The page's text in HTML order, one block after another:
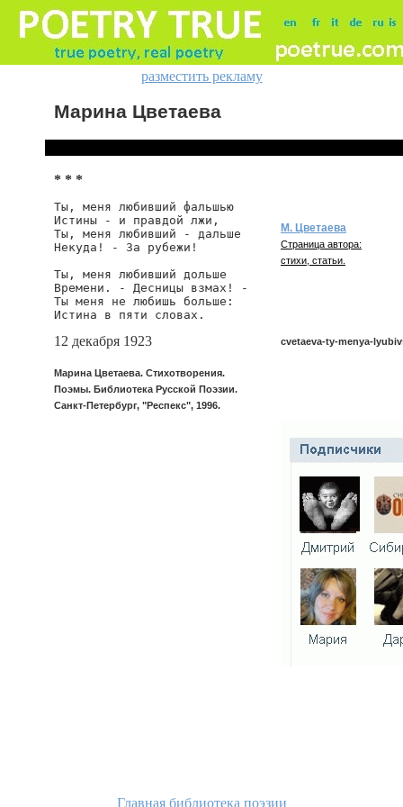
разместить рекламу
Марина Цветаева
* * *
Ты, меня любивший фальшью
Истины - и правдой лжи,
Ты, меня любивший - дальше
Некуда! - За рубежи!
Ты, меня любивший дольше
Времени. - Десницы взмах! -
Ты меня не любишь больше:
Истина в пяти словах.
12 декабря 1923
Марина Цветаева. Стихотворения.
Поэмы. Библиотека Русской Поэзии.
Санкт-Петербург, "Респекс", 1996.
М. Цветаева
Страница автора:
стихи, статьи.
cvetaeva-ty-menya-
Главная библиотека поэзии